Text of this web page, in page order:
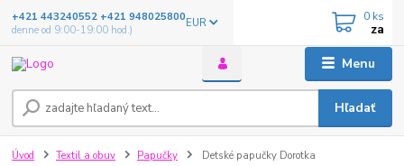
Menu
EUR
Hľadať
+421 443240552 +421 948025800
denne od 9:00-19:00 hod.)
0 ks
za
Úvod Textil a obuv Papučky Detské papučky Dorotka